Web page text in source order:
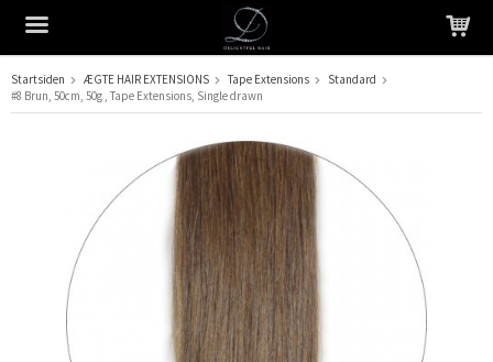
Produktet er blevet tilføjet til din indkøbskurv
Startsiden ÆGTE HAIR EXTENSIONS Tape Extensions
Standard
#8 Brun, 50cm, 50g , Tape Extensions, Single drawn